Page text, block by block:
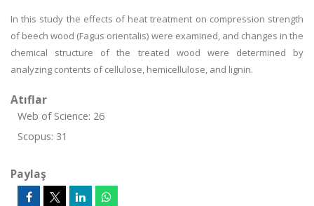
In this study the effects of heat treatment on compression strength
of beech wood (Fagus orientalis) were examined, and changes in the
chemical structure of the treated wood were determined by
analyzing contents of cellulose, hemicellulose, and lignin.
Atıflar
Web of Science: 26
Scopus: 31
Paylaş